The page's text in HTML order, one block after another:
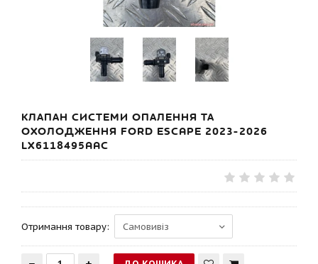
КЛАПАН СИСТЕМИ ОПАЛЕННЯ ТА
ОХОЛОДЖЕННЯ FORD ESCAPE 2023-2026
LX6118495AAC
Отримання товару: